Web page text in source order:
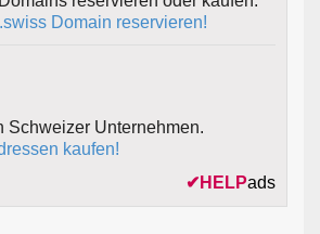
Domain reservieren!
Schweizer Unternehmen.
kaufen!
✔ HELPads